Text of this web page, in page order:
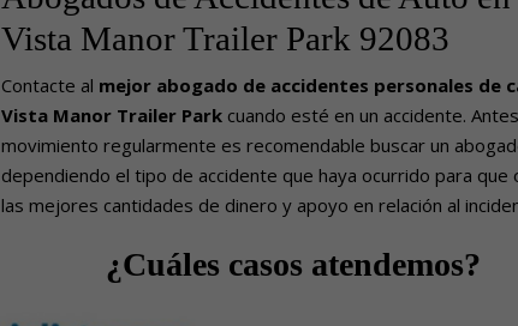
Vista Manor Trailer Park 92083
Contacte al mejor abogado de accidentes personales de
Vista Manor Trailer Park cuando esté en un accidente.
movimiento regularmente es recomendable buscar un
dependiendo el tipo de accidente que haya ocurrido para que
las mejores cantidades de dinero y apoyo en relación al
¿Cuáles casos atendemos?